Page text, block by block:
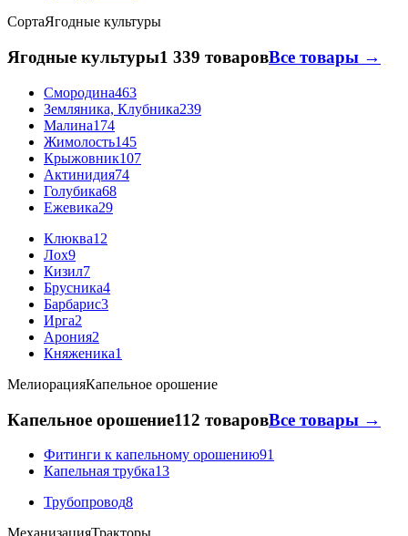
СортаЯгодные культуры
Ягодные культуры1 339 товаровВсе товары →
Смородина463
Земляника, Клубника239
Малина174
Жимолость145
Крыжовник107
Актинидия74
Голубика68
Ежевика29
Клюква12
Лох9
Кизил7
Брусника4
Барбарис3
Ирга2
Арония2
Княженика1
МелиорацияКапельное орошение
Капельное орошение112 товаровВсе товары →
Фитинги к капельному орошению91
Капельная трубка13
Трубопровод8